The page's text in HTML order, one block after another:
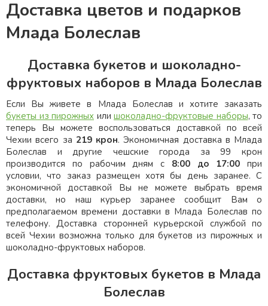
Доставка цветов и подарков
Млада Болеслав
Доставка букетов и шоколадно-
фруктовых наборов в Млада Болеслав
Если Вы живете в Млада Болеслав и хотите заказать
букеты из пирожных или шоколадно-фруктовые наборы, то
теперь Вы можете воспользоваться доставкой по всей
Чехии всего за 219 крон. Экономичная доставка в Млада
Болеслав и другие чешские города за 99 крон
производится по рабочим дням с 8:00 до 17:00 при
условии, что заказ размещен хотя бы день заранее. С
экономичной доставкой Вы не можете выбрать время
доставки, но наш курьер заранее сообщит Вам о
предполагаемом времени доставки в Млада Болеслав по
телефону. Доставка сторонней курьерской службой по
всей Чехии возможна только для букетов из пирожных и
шоколадно-фруктовых наборов.
Доставка фруктовых букетов в Млада
Болеслав